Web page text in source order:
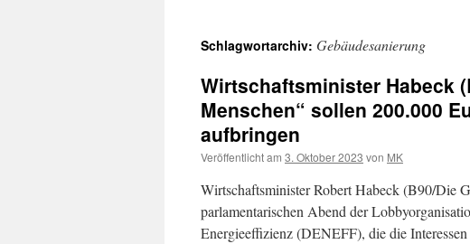
Schlagwortarchiv: Gebäudesanierung
Wirtschaftsminister Habeck
Menschen“ sollen 200.000
aufbringen
Veröffentlicht am 3. Oktober 2023 von MK
Wirtschaftsminister Robert Habeck (B90/Die
parlamentarischen Abend der
Energieeffizienz (DENEFF), die die